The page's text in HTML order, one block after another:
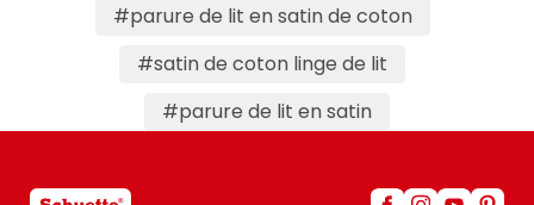
#parure de lit en satin de coton
#satin de coton linge de lit
#parure de lit en satin